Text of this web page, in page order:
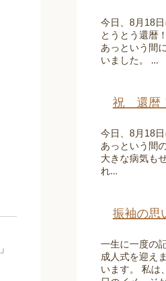
」
今日、8月18
とうとう還暦
あっという間
いました。 ...
祝 還暦
今日、8月18
あっという間
大きな病気も
れ...
振袖の思
一生に一度の
成人式を迎え
います。 私は